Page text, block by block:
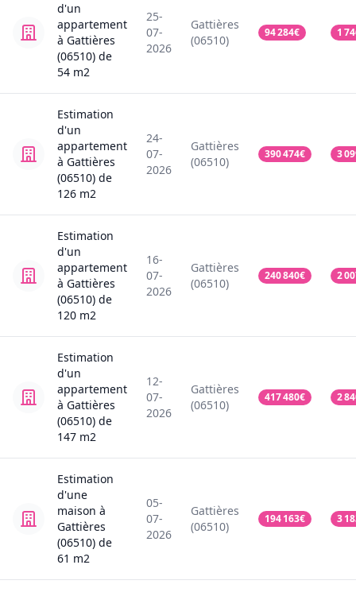
d'un
appartement
à Gattières
(06510) de
54 m2
25-
07-
2026
Gattières
(06510)
94 284€ 1
Estimation
d'un
appartement
à Gattières
(06510) de
126 m2
24-
07-
2026
Gattières
(06510)
390 474€ 3
Estimation
d'un
appartement
à Gattières
(06510) de
120 m2
16-
07-
2026
Gattières
(06510)
240 840€ 2
Estimation
d'un
appartement
à Gattières
(06510) de
147 m2
12-
07-
2026
Gattières
(06510)
417 480€ 2
Estimation
d'une
maison à
Gattières
(06510) de
61 m2
05-
07-
2026
Gattières
(06510)
194 163€ 3